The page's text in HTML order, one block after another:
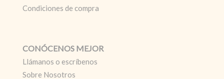
Condiciones de compra
CONÓCENOS MEJOR
Llámanos o escríbenos
Sobre Nosotros